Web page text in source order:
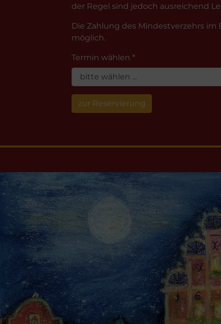
der Regel sind jedoch ausreichend
Die Zahlung des Mindestverzehrs
möglich.
Termin wählen *
zur Reservierung